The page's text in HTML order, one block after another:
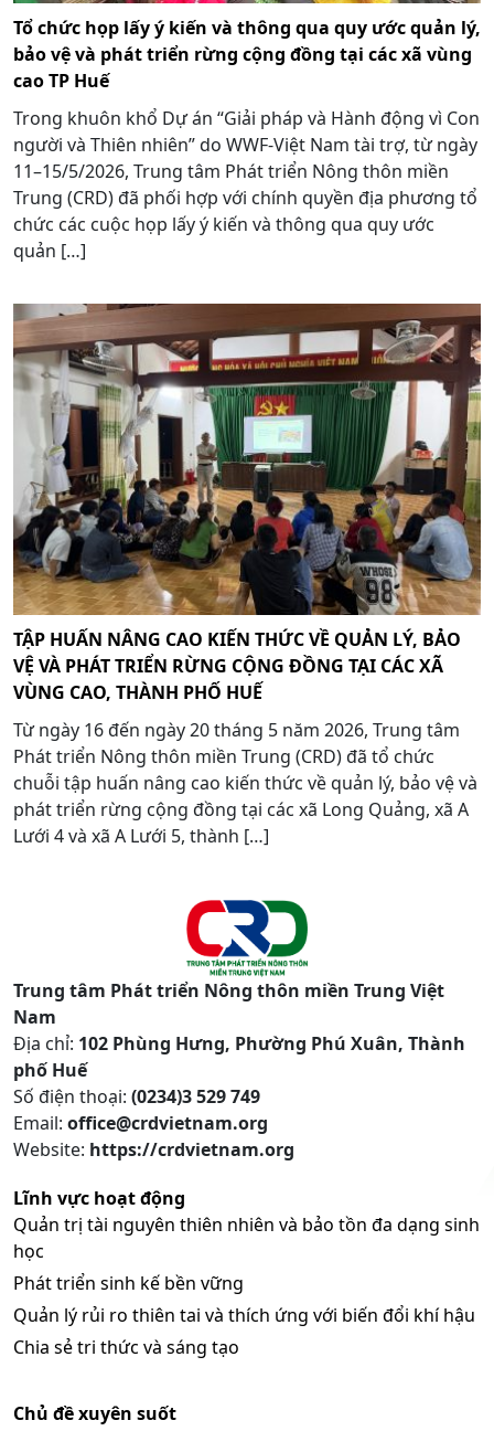
Tổ chức họp lấy ý kiến và thông qua quy ước quản lý,
bảo vệ và phát triển rừng cộng đồng tại các xã vùng
cao TP Huế
Trong khuôn khổ Dự án “Giải pháp và Hành động vì Con
người và Thiên nhiên” do WWF-Việt Nam tài trợ, từ ngày
11–15/5/2026, Trung tâm Phát triển Nông thôn miền
Trung (CRD) đã phối hợp với chính quyền địa phương tổ
chức các cuộc họp lấy ý kiến và thông qua quy ước
quản […]
TẬP HUẤN NÂNG CAO KIẾN THỨC VỀ QUẢN LÝ, BẢO
VỆ VÀ PHÁT TRIỂN RỪNG CỘNG ĐỒNG TẠI CÁC XÃ
VÙNG CAO, THÀNH PHỐ HUẾ
Từ ngày 16 đến ngày 20 tháng 5 năm 2026, Trung tâm
Phát triển Nông thôn miền Trung (CRD) đã tổ chức
chuỗi tập huấn nâng cao kiến thức về quản lý, bảo vệ và
phát triển rừng cộng đồng tại các xã Long Quảng, xã A
Lưới 4 và xã A Lưới 5, thành […]
Trung tâm Phát triển Nông thôn miền Trung Việt
Nam
Địa chỉ: 102 Phùng Hưng, Phường Phú Xuân, Thành
phố Huế
Số điện thoại: (0234)3 529 749
Email: office@crdvietnam.org
Website: https://crdvietnam.org
Lĩnh vực hoạt động
Quản trị tài nguyên thiên nhiên và bảo tồn đa dạng sinh
học
Phát triển sinh kế bền vững
Quản lý rủi ro thiên tai và thích ứng với biến đổi khí hậu
Chia sẻ tri thức và sáng tạo
Chủ đề xuyên suốt